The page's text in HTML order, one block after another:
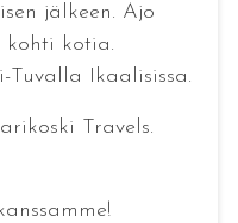
jälkeen. Ajo
kotia.
Ikaalisissa.
Travels.